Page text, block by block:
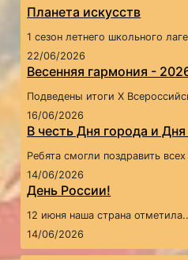
Планета искусств
1 сезон летнего школьного
22/06/2026
Весенняя гармония -
Подведены итоги X
16/06/2026
В честь Дня города и
Ребята смогли поздравить
14/06/2026
День России!
12 июня наша страна
14/06/2026